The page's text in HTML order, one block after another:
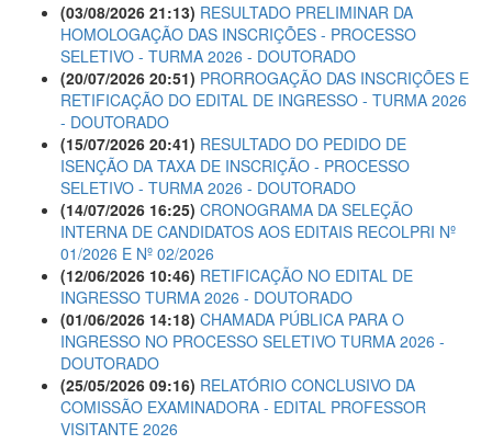
(03/08/2026 21:13) RESULTADO PRELIMINAR DA
HOMOLOGAÇÃO DAS INSCRIÇÕES - PROCESSO
SELETIVO - TURMA 2026 - DOUTORADO
(20/07/2026 20:51) PRORROGAÇÃO DAS INSCRIÇÕES E
RETIFICAÇÃO DO EDITAL DE INGRESSO - TURMA 2026
- DOUTORADO
(15/07/2026 20:41) RESULTADO DO PEDIDO DE
ISENÇÃO DA TAXA DE INSCRIÇÃO - PROCESSO
SELETIVO - TURMA 2026 - DOUTORADO
(14/07/2026 16:25) CRONOGRAMA DA SELEÇÃO
INTERNA DE CANDIDATOS AOS EDITAIS RECOLPRI Nº
01/2026 E Nº 02/2026
(12/06/2026 10:46) RETIFICAÇÃO NO EDITAL DE
INGRESSO TURMA 2026 - DOUTORADO
(01/06/2026 14:18) CHAMADA PÚBLICA PARA O
INGRESSO NO PROCESSO SELETIVO TURMA 2026 -
DOUTORADO
(25/05/2026 09:16) RELATÓRIO CONCLUSIVO DA
COMISSÃO EXAMINADORA - EDITAL PROFESSOR
VISITANTE 2026